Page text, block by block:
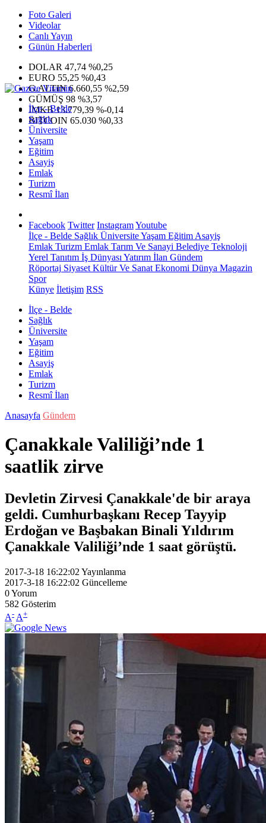
Foto Galeri
Videolar
Canlı Yayın
Günün Haberleri
DOLAR 47,74 %0,25
EURO 55,25 %0,43
G.ALTIN6.660,55 %2,59
GÜMÜŞ 98 %3,57
IMKB13.779,39 %-0,14
BITCOIN 65.030 %0,33
İlçe - Belde
Sağlık
Üniversite
Yaşam
Eğitim
Asayiş
Emlak
Turizm
Resmî İlan
Facebook Twitter InstagramYoutube
İlçe - Belde Sağlık ÜniversiteYaşam Eğitim Asayiş
Emlak Turizm Emlak Tarım Ve Sanayi Belediye Teknoloji
Yerel Tanıtım İş Dünyası Yatırım İlan Gündem
Röportaj Siyaset Kültür Ve Sanat Ekonomi Dünya Magazin
Spor
Künye İletişim RSS
İlçe - Belde
Sağlık
Üniversite
Yaşam
Eğitim
Asayiş
Emlak
Turizm
Resmî İlan
Anasayfa Gündem
Çanakkale Valiliği’nde 1
saatlik zirve
Devletin Zirvesi Çanakkale'de bir araya
geldi. Cumhurbaşkanı Recep Tayyip
Erdoğan ve Başbakan Binali Yıldırım
Çanakkale Valiliği’nde 1 saat görüştü.
2017-3-18 16:22:02 Yayınlanma
2017-3-18 16:22:02 Güncelleme
0Yorum
582 Gösterim
A- A+